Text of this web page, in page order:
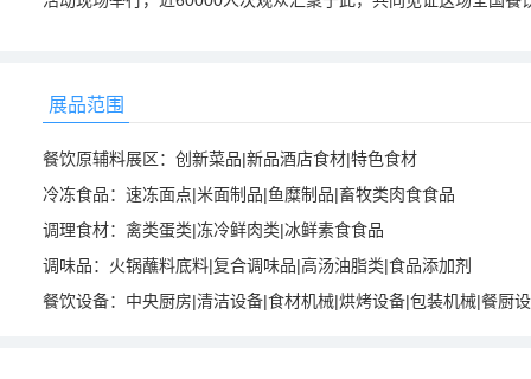
展品范围
餐饮原辅料展区：创新菜品|新品酒店食材|特色食材
冷冻食品：速冻面点|米面制品|鱼糜制品|畜牧类肉食食品
调理食材：禽类蛋类|冻冷鲜肉类|冰鲜素食食品
调味品：火锅蘸料底料|复合调味品|高汤油脂类|食品添加剂
餐饮设备：中央厨房|清洁设备|食材机械|烘烤设备|包装机械|餐厨